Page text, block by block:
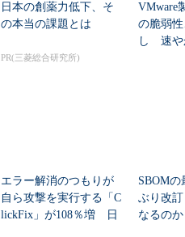
日本の創薬力低下、そ
の本当の課題とは
PR(三菱総合研究所)
VMware
の脆弱
し 速や
エラー解消のつもりが
自ら攻撃を実行する「C
lickFix」が108％増 日
SBOM
ぶり改
なるのか